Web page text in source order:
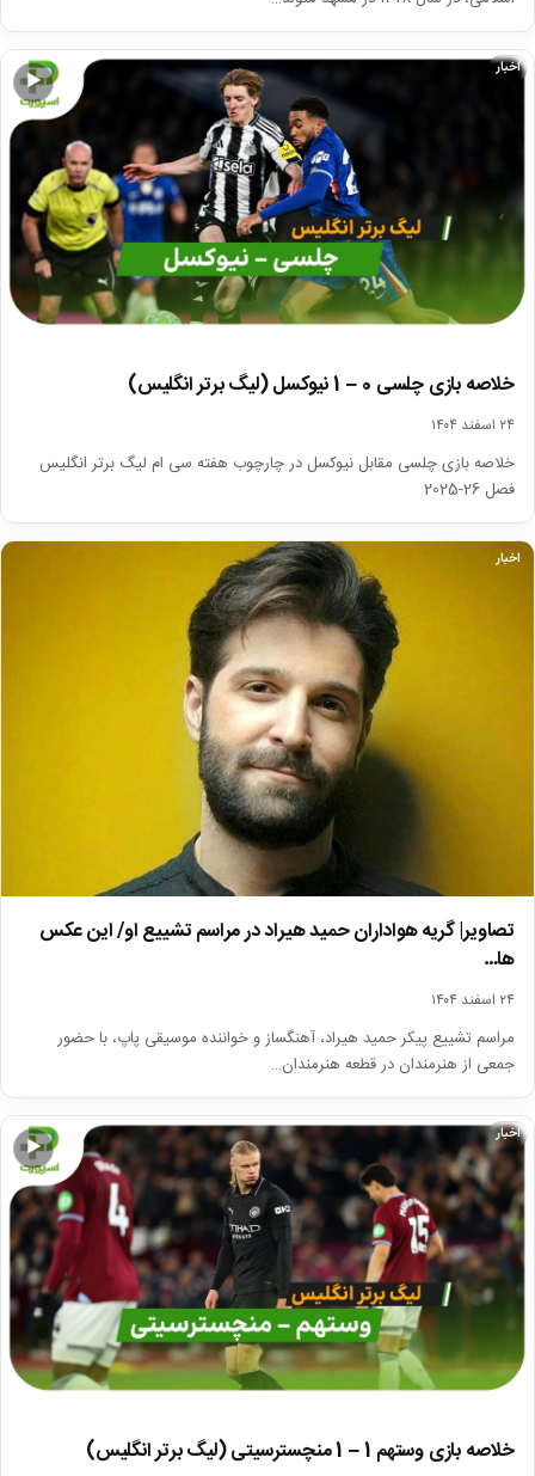
▶
اخبار
خلاصه بازی چلسی 0 – 1 نیوکسل (لیگ برتر انگلیس)
۲۴ اسفند ۱۴۰۴
خلاصه بازی چلسی مقابل نیوکسل در چارچوب هفته سی ام لیگ برتر انگلیس
فصل 26-2025
اخبار
تصاویر| گریه هواداران حمید هیراد در مراسم تشییع او/ این عکس
ها…
۲۴ اسفند ۱۴۰۴
مراسم تشییع پیکر حمید هیراد، آهنگساز و خواننده موسیقی پاپ، با حضور
جمعی از هنرمندان در قطعه هنرمندان…
▶
اخبار
خلاصه بازی وستهم 1 – 1 منچسترسیتی (لیگ برتر انگلیس)